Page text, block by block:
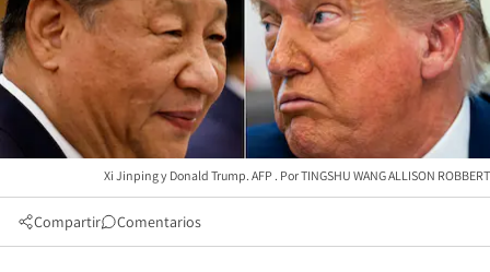
Xi Jinping y Donald Trump. AFP TINGSHU WANG ALLISON ROBBERT
Compartir Comentarios